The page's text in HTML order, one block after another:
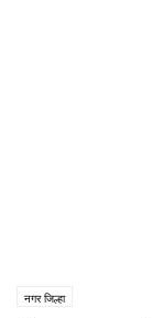
नगर जिल्हा